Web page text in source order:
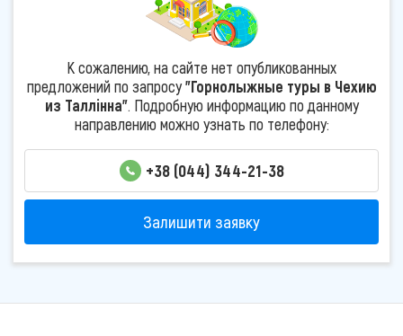
К сожалению, на сайте нет опубликованных
предложений по запросу"Горнолыжные туры в Чехию
из Таллінна". Подробную информацию по данному
направлению можно узнать по телефону:
+38 (044) 344-21-38
Залишити заявку